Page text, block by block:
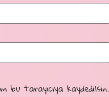
bu tarayıcıya kaydedilsin.